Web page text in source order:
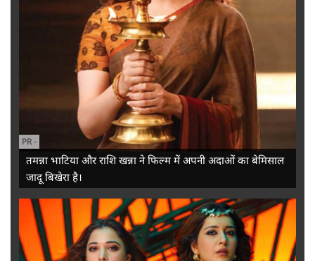
PR-
तमन्ना भाटिया और राशि खन्ना ने फिल्म में अपनी अदाओं का बेमिसाल
जादू बिखेरा है।